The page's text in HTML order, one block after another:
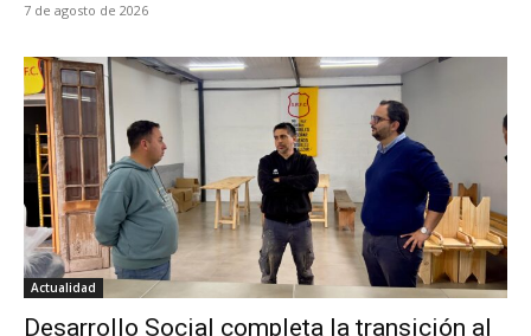
7 de agosto de 2026
Actualidad
Desarrollo Social completa la transición al